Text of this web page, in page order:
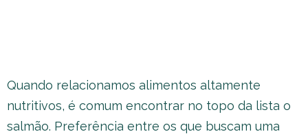
Quando relacionamos alimentos altamente
nutritivos, é comum encontrar no topo da lista o
salmão. Preferência entre os que buscam uma